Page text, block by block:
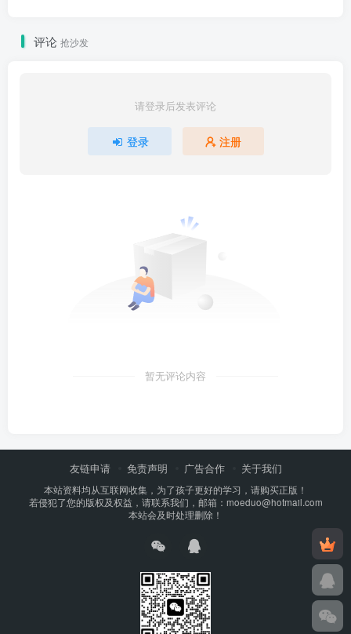
评论 抢沙发
请登录后发表评论
登录 注册
暂无评论内容
友链申请 免责声明 广告合作 关于我们
本站资料均从互联网收集，为了孩子更好的学习，请购买正版！
若侵犯了您的版权及权益，请联系我们，邮箱：moeduo@hotmail.com
本站会及时处理删除！